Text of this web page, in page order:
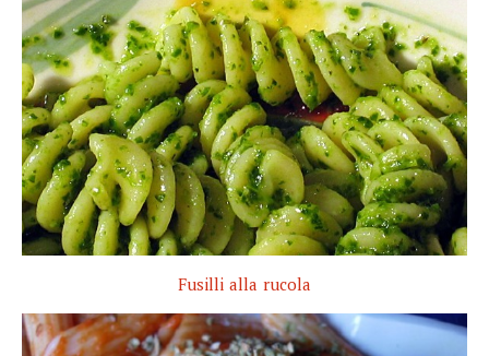
Fusilli alla rucola